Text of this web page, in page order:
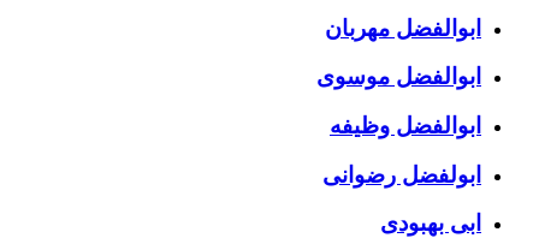
ابوالفضل مهربان
ابوالفضل موسوی
ابوالفضل وظیفه
ابولفضل رضوانی
ابی بهبودی